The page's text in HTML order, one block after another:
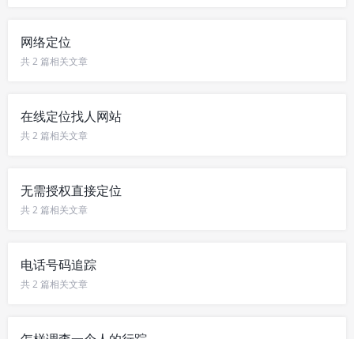
网络定位
共 2 篇相关文章
在线定位找人网站
共 2 篇相关文章
无需授权直接定位
共 2 篇相关文章
电话号码追踪
共 2 篇相关文章